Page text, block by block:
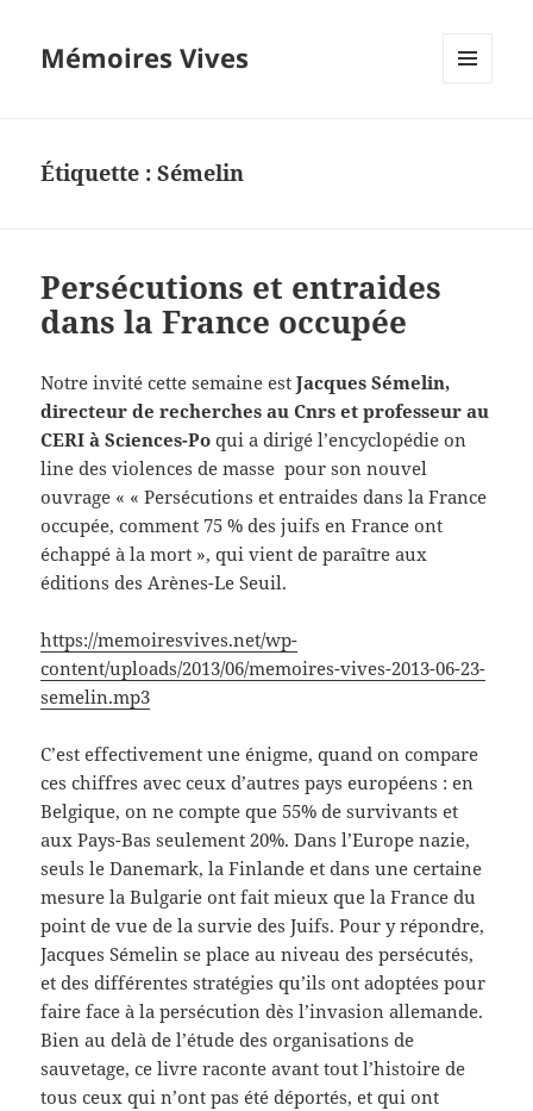
Mémoires Vives
Étiquette :Sémelin
Persécutions et entraides
dans la France occupée
Notre invité cette semaine estJacques Sémelin,
directeur de recherches au Cnrs et professeur au
CERI à Sciences-Po qui a dirigé l’encyclopédie on
line des violences de masse pour son nouvel
ouvrage « « Persécutions et entraides dans la France
occupée, comment 75 % des juifs en France ont
échappé à la mort », qui vient de paraître aux
éditions des Arènes-Le Seuil.
https://memoiresvives.net/wp-
content/uploads/2013/06/memoires-vives-2013-06-23-
semelin.mp3
C’est effectivement une énigme, quand on compare
ces chiffres avec ceux d’autres pays européens : en
Belgique, on ne compte que 55% de survivants et
aux Pays-Bas seulement 20%. Dans l’Europe nazie,
seuls le Danemark, la Finlande et dans une certaine
mesure la Bulgarie ont fait mieux que la France du
point de vue de la survie des Juifs. Pour y répondre,
Jacques Sémelin se place au niveau des persécutés,
et des différentes stratégies qu’ils ont adoptées pour
faire face à la persécution dès l’invasion allemande.
Bien au delà de l’étude des organisations de
sauvetage, ce livre raconte avant tout l’histoire de
tous ceux qui n’ont pas été déportés, et qui ont